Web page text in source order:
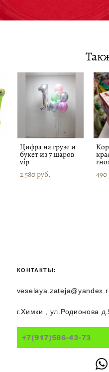
Цифра на грузе и
букет из 7 шаров
vip
2 580 pуб.
490
КОНТАКТЫ:
г.Химки , ул.Родионова
+7(917)586-43-73